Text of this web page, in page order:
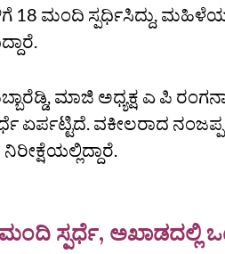
18 ಮಂದಿ ಸ್ಪರ್ಧಿಸಿದ್ದು,
ಮಾಜಿ ಅಧ್ಯಕ್ಷ ಎ ಪಿ
ಏರ್ಪಟ್ಟಿದೆ. ವಕೀಲರಾದ
ಮಂದಿ ಸ್ಪರ್ಧೆ, ಅಖಾಡದಲ್ಲಿ